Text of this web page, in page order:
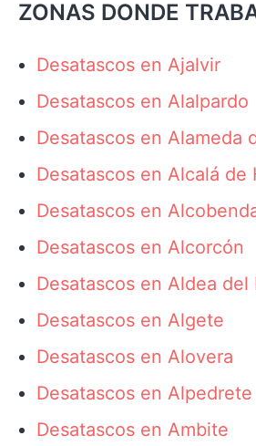
ZONAS DONDE
Desatascos en Ajalvir
Desatascos en Alalpardo
Desatascos en Alameda
Desatascos en Alcalá de
Desatascos en
Desatascos en Alcorcón
Desatascos en Aldea del
Desatascos en Algete
Desatascos en Alovera
Desatascos en Alpedrete
Desatascos en Ambite